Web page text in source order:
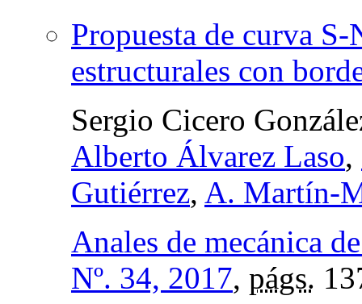
Propuesta de curva S-
estructurales con
Sergio Cicero
Alberto Álvarez Laso,
Gutiérrez, A. Martín-
Anales de mecánica
Nº. 34, 2017, págs.